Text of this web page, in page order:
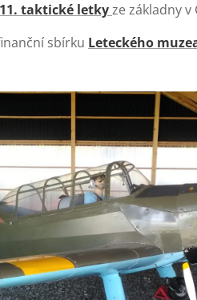
taktické letkyze základny v
sbírku Leteckého